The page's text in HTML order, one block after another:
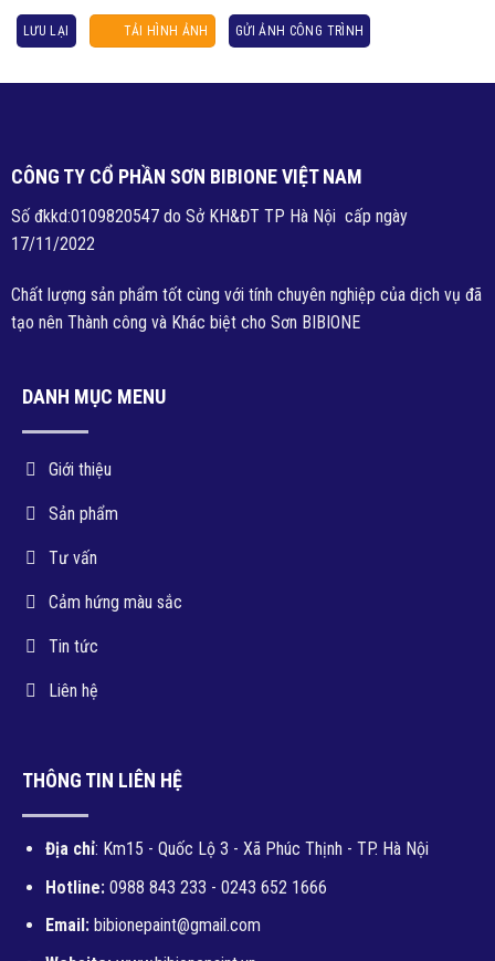
LƯU LẠI TẢI HÌNH ẢNH GỬI ẢNH CÔNG TRÌNH
CÔNG TY CỔ PHẦN SƠN BIBIONE VIỆT NAM
Số đkkd:0109820547 do Sở KH&ĐT TP Hà Nội cấp ngày
17/11/2022
Chất lượng sản phẩm tốt cùng với tính chuyên nghiệp của dịch vụ đã
tạo nên Thành công và Khác biệt cho Sơn BIBIONE
DANH MỤC MENU
Giới thiệu
Sản phẩm
Tư vấn
Cảm hứng màu sắc
Tin tức
Liên hệ
THÔNG TIN LIÊN HỆ
Địa chỉ: Km15 - Quốc Lộ 3 - Xã Phúc Thịnh - TP. Hà Nội
Hotline: 0988 843 233 - 0243 652 1666
Email:bibionepaint@gmail.com